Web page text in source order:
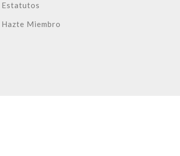
Estatutos
Hazte Miembro